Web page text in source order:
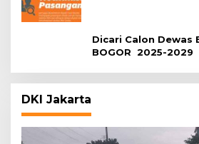
Dicari Calon Dewas
BOGOR 2025-2029
DKI Jakarta